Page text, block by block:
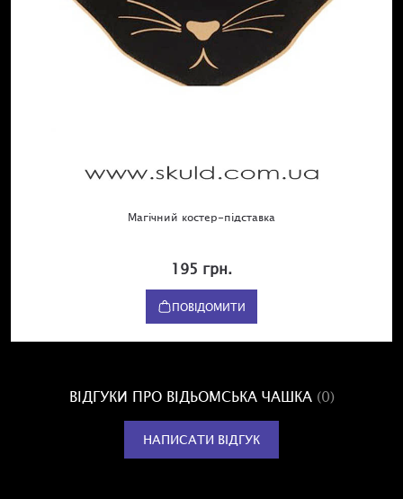
Магічний костер-підставка
195 грн.
ПОВІДОМИТИ
ВІДГУКИ ПРО ВІДЬОМСЬКА ЧАШКА (0)
НАПИСАТИ ВІДГУК